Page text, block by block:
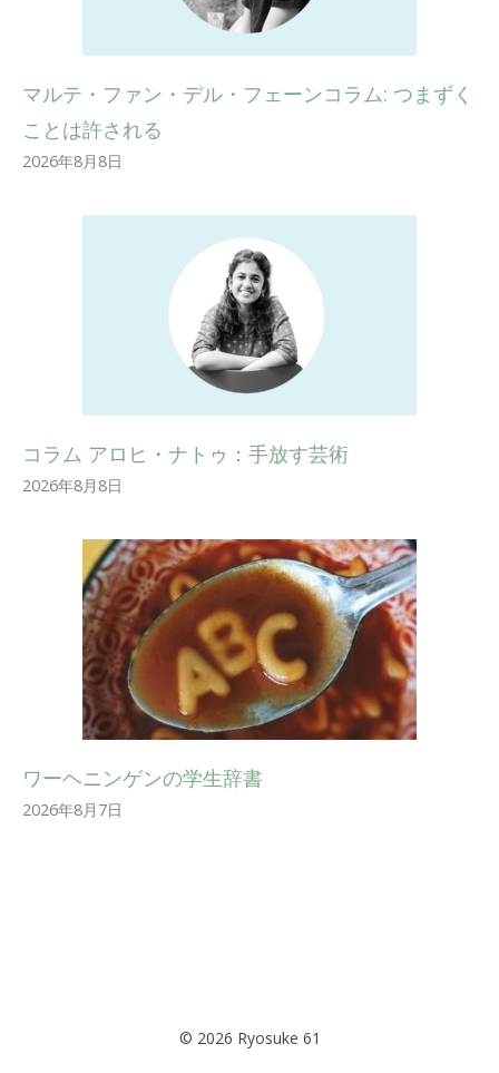
マルテ・ファン・デル・フェーンコラム: つまずく
ことは許される
2026年8月8日
コラム アロヒ・ナトゥ：手放す芸術
2026年8月8日
ワーヘニンゲンの学生辞書
2026年8月7日
© 2026 Ryosuke 61